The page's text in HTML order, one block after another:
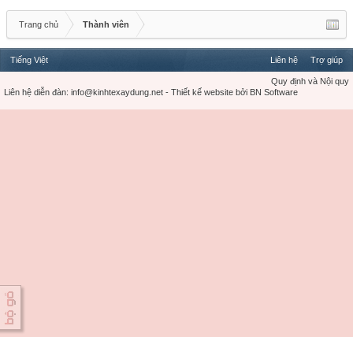
Trang chủ Thành viên
Tiếng Việt Liên hệ Trợ giúp
Quy định và Nội quy
Liên hệ diễn đàn: info@kinhtexaydung.net - Thiết kế website bởi BN Software